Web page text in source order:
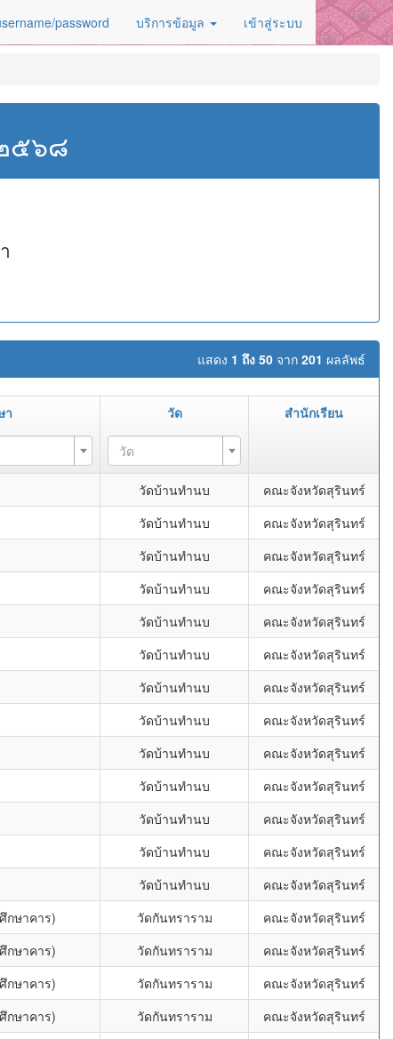
password บริการข้อมูล เข้าสู่ระบบ
๕๖๘
แสดง 1 ถึง 50 จาก 201 ผลลัพธ์
า วัด สำนักเรียน
วัด
วัดบ้านทำนบ
คณะจังหวัดสุรินทร์
วัดบ้านทำนบ
คณะจังหวัดสุรินทร์
วัดบ้านทำนบ
คณะจังหวัดสุรินทร์
วัดบ้านทำนบ
คณะจังหวัดสุรินทร์
วัดบ้านทำนบ
คณะจังหวัดสุรินทร์
วัดบ้านทำนบ
คณะจังหวัดสุรินทร์
วัดบ้านทำนบ
คณะจังหวัดสุรินทร์
วัดบ้านทำนบ
คณะจังหวัดสุรินทร์
วัดบ้านทำนบ
คณะจังหวัดสุรินทร์
วัดบ้านทำนบ
คณะจังหวัดสุรินทร์
วัดบ้านทำนบ
คณะจังหวัดสุรินทร์
วัดบ้านทำนบ
คณะจังหวัดสุรินทร์
วัดบ้านทำนบ
คณะจังหวัดสุรินทร์
กษาคาร) วัดกันทราราม
คณะจังหวัดสุรินทร์
กษาคาร) วัดกันทราราม
คณะจังหวัดสุรินทร์
กษาคาร) วัดกันทราราม
คณะจังหวัดสุรินทร์
กษาคาร) วัดกันทราราม
คณะจังหวัดสุรินทร์